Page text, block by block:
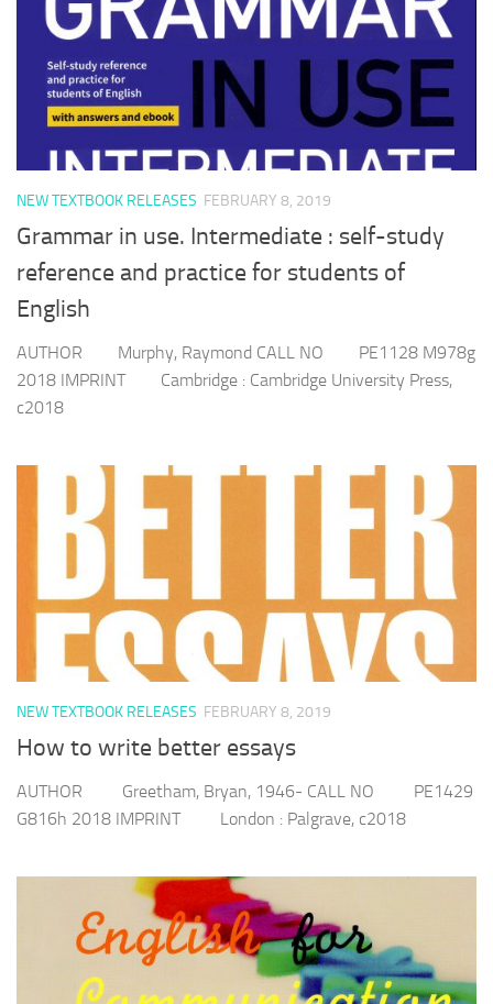
NEW TEXTBOOK RELEASES FEBRUARY 8, 2019
Grammar in use. Intermediate : self-study
reference and practice for students of
English
AUTHOR Murphy, Raymond CALL NO PE1128 M978g
2018 IMPRINT Cambridge : Cambridge University Press,
c2018
NEW TEXTBOOK RELEASES FEBRUARY 8, 2019
How to write better essays
AUTHOR Greetham, Bryan, 1946- CALL NO PE1429
G816h 2018 IMPRINT London : Palgrave, c2018